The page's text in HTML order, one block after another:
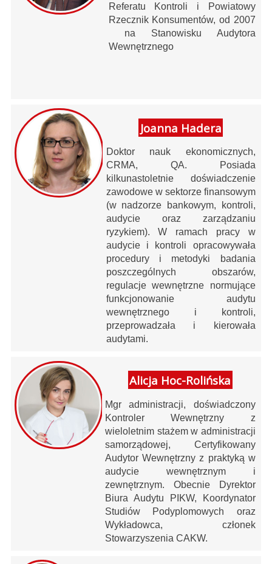
Referatu Kontroli i Powiatowy
Rzecznik Konsumentów, od 2007
na Stanowisku Audytora
Wewnętrznego
Joanna Hadera
Doktor nauk ekonomicznych,
CRMA, QA. Posiada
kilkunastoletnie doświadczenie
zawodowe w sektorze finansowym
(w nadzorze bankowym, kontroli,
audycie oraz zarządzaniu
ryzykiem). W ramach pracy w
audycie i kontroli opracowywała
procedury i metodyki badania
poszczególnych obszarów,
regulacje wewnętrzne normujące
funkcjonowanie audytu
wewnętrznego i kontroli,
przeprowadzała i kierowała
audytami.
Alicja Hoc-Rolińska
Mgr administracji, doświadczony
Kontroler Wewnętrzny z
wieloletnim stażem w administracji
samorządowej, Certyfikowany
Audytor Wewnętrzny z praktyką w
audycie wewnętrznym i
zewnętrznym. Obecnie Dyrektor
Biura Audytu PIKW, Koordynator
Studiów Podyplomowych oraz
Wykładowca, członek
Stowarzyszenia CAKW.